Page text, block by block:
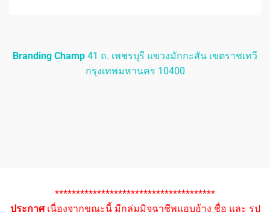
Branding Champ 41 ถ. เพชรบุรี แขวงมักกะสัน เขตราชเทวี
กรุงเทพมหานคร 10400
**************************************
ประกาศเนื่องจากขณะนี้ มีกลุ่มมิจฉาชีพแอบอ้าง ชื่อ และ รูป